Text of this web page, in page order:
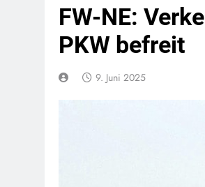
FW-NE:
PKW befreit
9. Juni 2025